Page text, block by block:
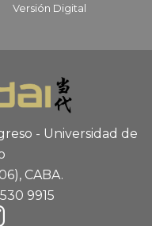
Versión Digital
- Universidad de
CABA.
9915